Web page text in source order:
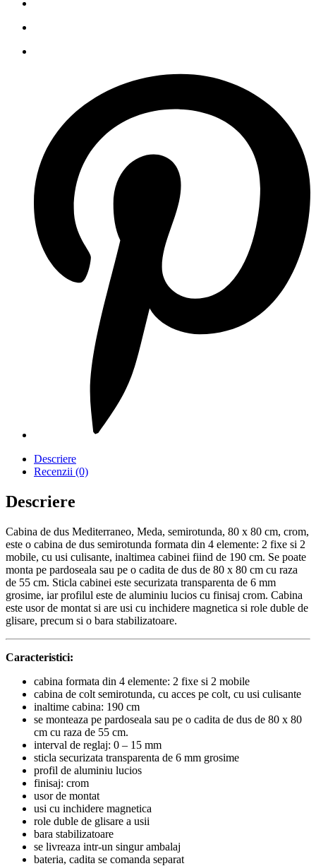
Descriere
Recenzii (0)
Descriere
Cabina de dus Mediterraneo, Meda, semirotunda, 80 x 80 cm, crom,
este o cabina de dus semirotunda formata din 4 elemente: 2 fixe si 2
mobile, cu usi culisante, inaltimea cabinei fiind de 190 cm. Se poate
monta pe pardoseala sau pe o cadita de dus de 80 x 80 cm cu raza
de 55 cm. Sticla cabinei este securizata transparenta de 6 mm
grosime, iar profilul este de aluminiu lucios cu finisaj crom. Cabina
este usor de montat si are usi cu inchidere magnetica si role duble de
glisare, precum si o bara stabilizatoare.
Caracteristici:
cabina formata din 4 elemente: 2 fixe si 2 mobile
cabina de colt semirotunda, cu acces pe colt, cu usi culisante
inaltime cabina: 190 cm
se monteaza pe pardoseala sau pe o cadita de dus de 80 x 80
cm cu raza de 55 cm.
interval de reglaj: 0 – 15 mm
sticla securizata transparenta de 6 mm grosime
profil de aluminiu lucios
finisaj: crom
usor de montat
usi cu inchidere magnetica
role duble de glisare a usii
bara stabilizatoare
se livreaza intr-un singur ambalaj
bateria, cadita se comanda separat